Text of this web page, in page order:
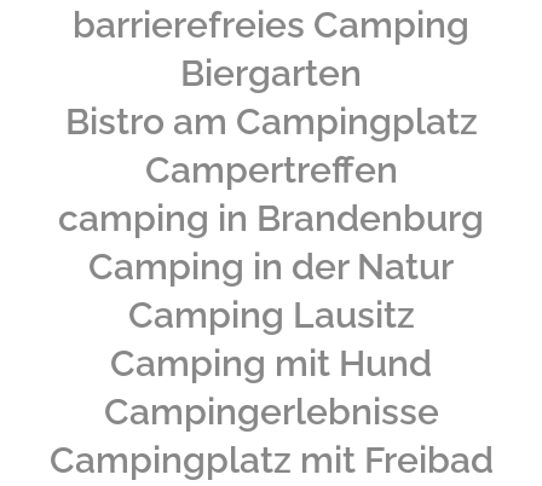
barrierefreies Camping
Biergarten
Bistro am Campingplatz
Campertreffen
camping in Brandenburg
Camping in der Natur
Camping Lausitz
Camping mit Hund
Campingerlebnisse
Campingplatz mit Freibad